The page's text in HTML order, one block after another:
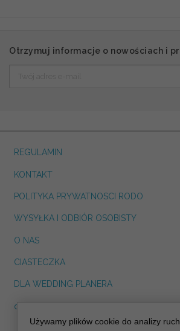
Otrzymuj informacje o nowościach i
REGULAMIN
KONTAKT
POLITYKA PRYWATNOSCI RODO
WYSYŁKA I ODBIÓR OSOBISTY
O NAS
CIASTECZKA
DLA WEDDING PLANERA
dreskot.com
info@decoris.pl
Używamy plików cookie do analizy